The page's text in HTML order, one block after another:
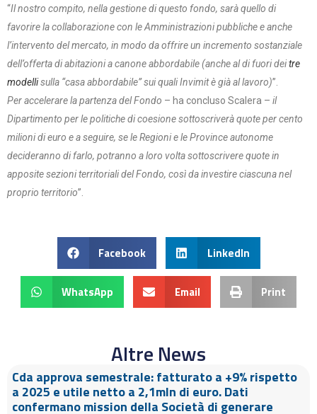
“Il nostro compito, nella gestione di questo fondo, sarà quello di
favorire la collaborazione con le Amministrazioni pubbliche e anche
l’intervento del mercato, in modo da offrire un incremento sostanziale
dell’offerta di abitazioni a canone abbordabile (anche al di fuori deitre
modellisulla “casa abbordabile” sui quali Invimit è già al lavoro)”.
Per accelerare la partenza del Fondo – ha concluso Scalera – il
Dipartimento per le politiche di coesione sottoscriverà quote per cento
milioni di euro e a seguire, se le Regioni e le Province autonome
decideranno di farlo, potranno a loro volta sottoscrivere quote in
apposite sezioni territoriali del Fondo, così da investire ciascuna nel
proprio territorio”.
Facebook LinkedIn
WhatsApp Email Print
Altre News
Cda approva semestrale: fatturato a +9% rispetto
a 2025 e utile netto a 2,1mln di euro. Dati
confermano mission della Società di generare